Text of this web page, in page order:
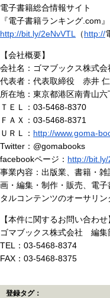
電子書籍総合情報サイト
『電子書籍ランキング.com』
http://bit.ly/2eNvVTL
（http://
【会社概要】
会社名：ゴマブックス株式会
代表者：代表取締役 赤井 仁
所在地：東京都港区南青山
ＴＥＬ：03-5468-8370
ＦＡＸ：03-5468-8371
ＵＲＬ： http://www.goma-
Twitter：@gomabooks
facebookページ： http://
事業内容：出版業、書籍・
画・編集・制作・販売、電
タルコンテンツのオーサリン
【本件に関するお問い合わせ
ゴマブックス株式会社 編集
TEL：03-5468-8374
FAX：03-5468-8375
登録タグ：